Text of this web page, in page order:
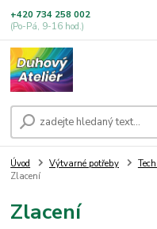
+420 734 258 002
(Po-Pá, 9-16 hod.)
Úvod Výtvarné potřeby
Zlacení
Zlacení